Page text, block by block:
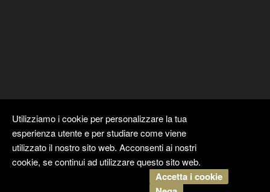
Kyuubi Cloud Solutionby STUDIO99. Tutti i diritti
Utilizziamo i cookie per personalizzare la tua
esperienza utente e per studiare come viene
utilizzato il nostro sito web. Acconsenti ai nostri
cookie, se continui ad utilizzare questo sito web.
Accetta i cookie